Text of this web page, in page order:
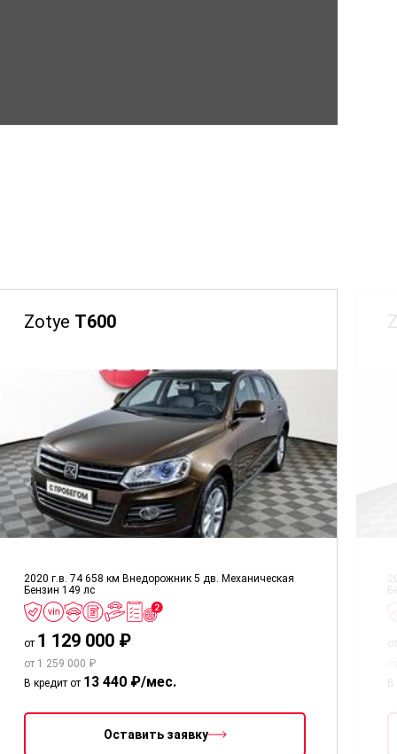
Zotye T600
2020 г.в. 74 658 км Внедорожник 5 дв. Механическая
Бензин 149 лс
от 1 129 000 ₽
от 1 259 000 ₽
В кредит от 13 440 ₽/мес.
Оставить заявку
В